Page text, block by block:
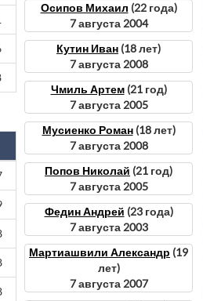
Осипов Михаил (22 года)
7 августа 2004
Кутин Иван (18 лет)
7 августа 2008
Чмиль Артем(21 год)
7 августа 2005
Мусиенко Роман(18 лет)
7 августа 2008
Попов Николай (21 год)
7 августа 2005
Федин Андрей (23 года)
7 августа 2003
Мартиашвили Александр (19
лет)
7 августа 2007